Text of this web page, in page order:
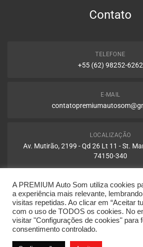
Contato
TELEFONE
+55 (62) 98252-6262
E-MAIL
LOCALIZAÇÃO
Av. Mutirão, 2199 - Qd 26 Lt 11 - St.
74150-340
HORAS
Seg á Sexta: 08:00 ás 18:00 - Sab:
@Copyright 2024 - PREMIUM
A PREMIUM Auto Som utiliza cookies
a experiência mais relevante,
visitas repetidas. Ao clicar em “Aceitar
com o uso de TODOS os cookies. No
visitar "Configurações de cookies" para
consentimento controlado.